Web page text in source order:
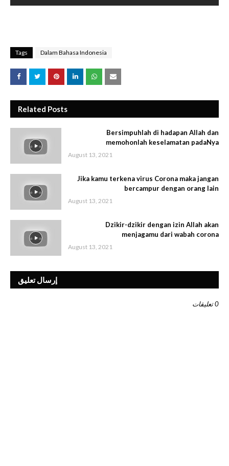
Tags Dalam Bahasa Indonesia
Related Posts
Bersimpuhlah di hadapan Allah dan
memohonlah keselamatan padaNya
August 13, 2021
Jika kamu terkena virus Corona maka jangan
bercampur dengan orang lain
August 13, 2021
Dzikir-dzikir dengan izin Allah akan
menjagamu dari wabah corona
August 13, 2021
إرسال تعليق
0 تعليقات